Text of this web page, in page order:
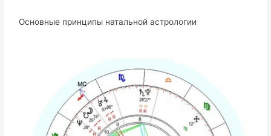
Основные принципы натальной астрологии